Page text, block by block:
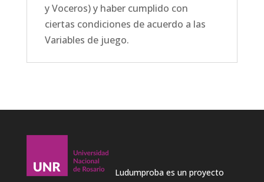
y Voceros) y haber cumplido con
ciertas condiciones de acuerdo a las
Variables de juego.
Ludumproba es un proyecto